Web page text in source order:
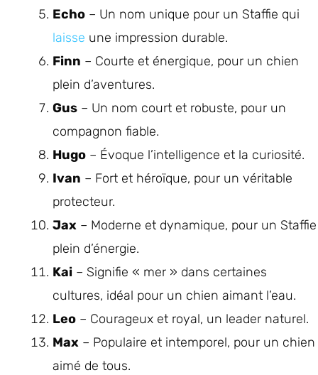
Echo – Un nom unique pour un Staffie qui
laisse une impression durable.
Finn – Courte et énergique, pour un chien
plein d’aventures.
Gus – Un nom court et robuste, pour un
compagnon fiable.
Hugo – Évoque l’intelligence et la curiosité.
Ivan – Fort et héroïque, pour un véritable
protecteur.
Jax – Moderne et dynamique, pour un Staffie
plein d’énergie.
Kai – Signifie « mer » dans certaines
cultures, idéal pour un chien aimant l’eau.
Leo – Courageux et royal, un leader naturel.
Max – Populaire et intemporel, pour un chien
aimé de tous.